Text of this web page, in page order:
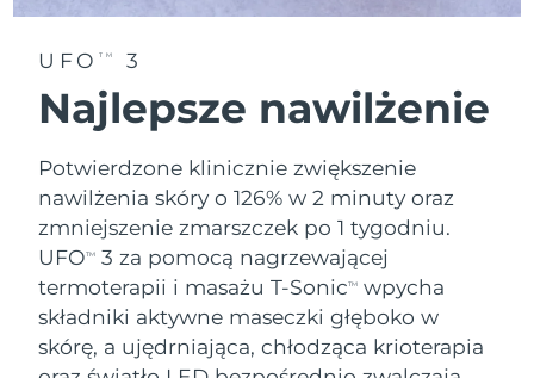
UFO TM 3
Najlepsze nawilżenie
Potwierdzone klinicznie zwiększenie
nawilżenia skóry o 126% w 2 minuty oraz
zmniejszenie zmarszczek po 1 tygodniu.
UFOTM
3 za pomocą nagrzewającej
termoterapii i masażu T-SonicTM
wpycha
składniki aktywne maseczki głęboko w
skórę, a ujędrniająca, chłodząca krioterapia
Wielka Brytania
Uzbekistan
Oczekiwany czas dostawy
8/15/26
Wietnam
Oczekiwany czas dostawy
8/16/26